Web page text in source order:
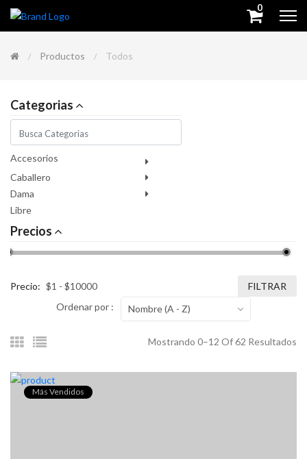
0
Productos Todos
Categorias
Accesorios
Caballero
Dama
Libre
Precios
Precio: FILTRAR
Mostrando 0–12 Of 62 Resultados
Ordenar por : Nombre (A - Z)
Más Vendidos